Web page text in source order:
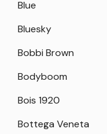
Blue
Bluesky
Bobbi Brown
Bodyboom
Bois 1920
Bottega Veneta